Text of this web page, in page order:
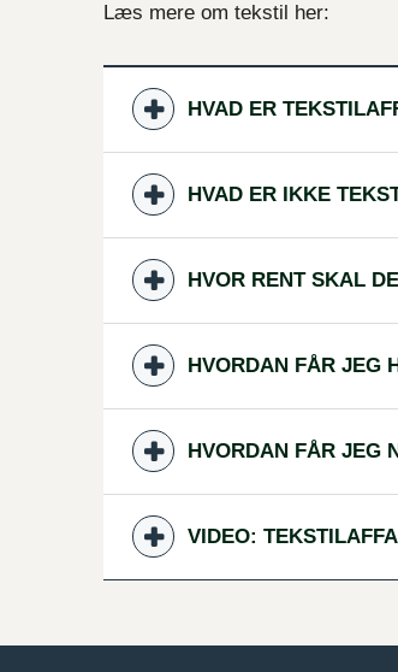
Læs mere om tekstil her:
HVAD ER
HVAD ER IKKE
HVOR RENT SKAL
HVORDAN FÅR JEG
HVORDAN FÅR JEG
VIDEO: